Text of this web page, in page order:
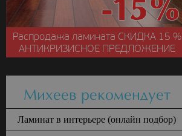
Распродажа ламината СКИДКА15 %
АНТИКРИЗИСНОЕ ПРЕДЛОЖЕНИЕ
Михеев рекомендует
Ламинат в интерьере (онлайн подбор)